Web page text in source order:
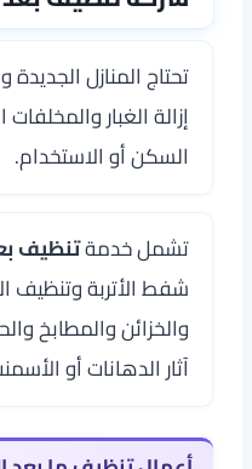
تحتاج المنازل
إزالة الغبار
السكن أو الاستخدام.
تشمل خدمةتنظيف
شفط الأتربة وتنظيف
والخزائن والمطابخ
آثار الدهانات أو